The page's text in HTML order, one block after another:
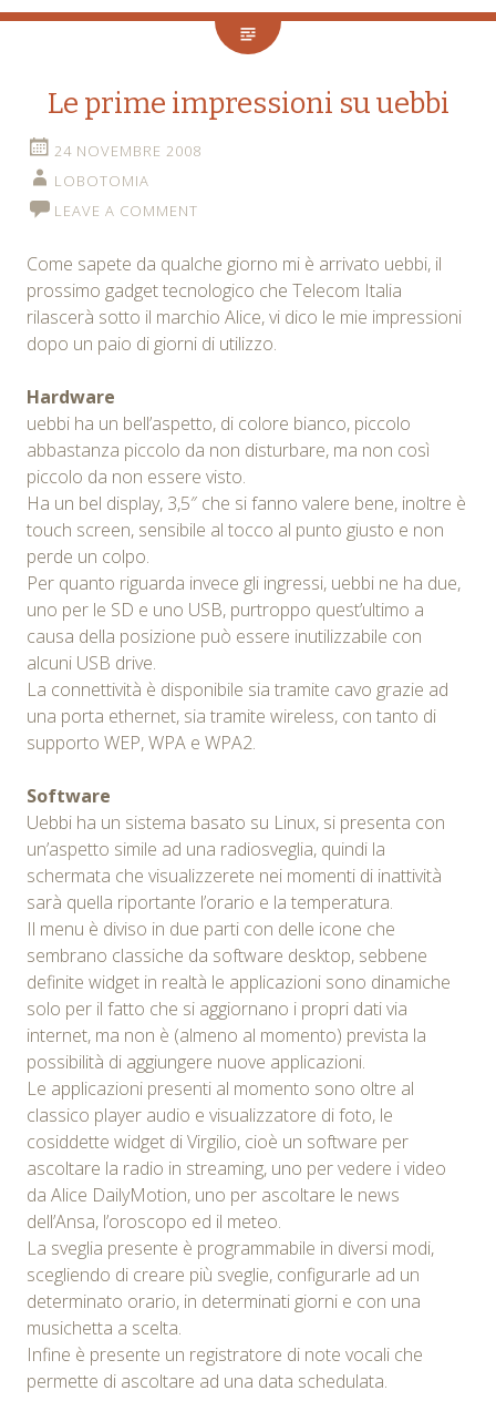
Le prime impressioni su uebbi
24 NOVEMBRE 2008
LOBOTOMIA
LEAVE A COMMENT
Come sapete da qualche giorno mi è arrivato uebbi, il
prossimo gadget tecnologico che Telecom Italia
rilascerà sotto il marchio Alice, vi dico le mie impressioni
dopo un paio di giorni di utilizzo.
Hardware
uebbi ha un bell’aspetto, di colore bianco, piccolo
abbastanza piccolo da non disturbare, ma non così
piccolo da non essere visto.
Ha un bel display, 3,5″ che si fanno valere bene, inoltre è
touch screen, sensibile al tocco al punto giusto e non
perde un colpo.
Per quanto riguarda invece gli ingressi, uebbi ne ha due,
uno per le SD e uno USB, purtroppo quest’ultimo a
causa della posizione può essere inutilizzabile con
alcuni USB drive.
La connettività è disponibile sia tramite cavo grazie ad
una porta ethernet, sia tramite wireless, con tanto di
supporto WEP, WPA e WPA2.
Software
Uebbi ha un sistema basato su Linux, si presenta con
un’aspetto simile ad una radiosveglia, quindi la
schermata che visualizzerete nei momenti di inattività
sarà quella riportante l’orario e la temperatura.
Il menu è diviso in due parti con delle icone che
sembrano classiche da software desktop, sebbene
definite widget in realtà le applicazioni sono dinamiche
solo per il fatto che si aggiornano i propri dati via
internet, ma non è (almeno al momento) prevista la
possibilità di aggiungere nuove applicazioni.
Le applicazioni presenti al momento sono oltre al
classico player audio e visualizzatore di foto, le
cosiddette widget di Virgilio, cioè un software per
ascoltare la radio in streaming, uno per vedere i video
da Alice DailyMotion, uno per ascoltare le news
dell’Ansa, l’oroscopo ed il meteo.
La sveglia presente è programmabile in diversi modi,
scegliendo di creare più sveglie, configurarle ad un
determinato orario, in determinati giorni e con una
musichetta a scelta.
Infine è presente un registratore di note vocali che
permette di ascoltare ad una data schedulata.